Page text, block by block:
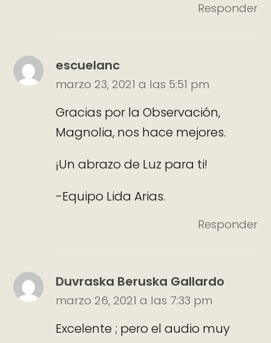
Responder
escuelanc
marzo 23, 2021 a las 5:51 pm
Gracias por la Observación,
Magnolia, nos hace mejores.
¡Un abrazo de Luz para ti!
-Equipo Lida Arias.
Responder
Duvraska Beruska Gallardo
marzo 26, 2021 a las 7:33 pm
Excelente ; pero el audio muy